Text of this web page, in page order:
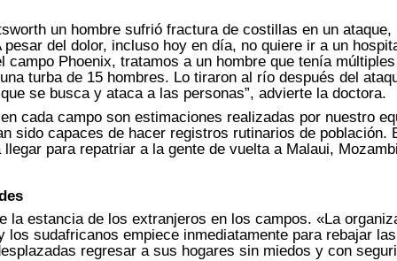
un hombre sufrió fractura de costillas en un
del dolor, incluso hoy en día, no quiere ir a un
campo Phoenix, tratamos a un hombre que tenía
turba de 15 hombres. Lo tiraron al río después del
se busca y ataca a las personas”, advierte la doctora.
cada campo son estimaciones realizadas por nuestro
sido capaces de hacer registros rutinarios de población.
para repatriar a la gente de vuelta a Malaui,
la estancia de los extranjeros en los campos. «La
los sudafricanos empiece inmediatamente para rebajar
regresar a sus hogares sin miedos y con